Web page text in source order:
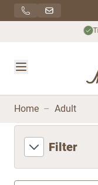
Direkt zum Inhalt
Home – Adult
Filter